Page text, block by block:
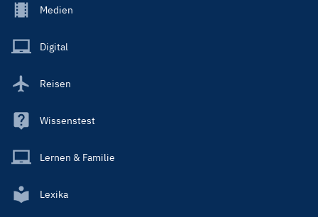
Footer
Main
Medien
Digital
Reisen
Wissenstest
Lernen & Familie
Lexika